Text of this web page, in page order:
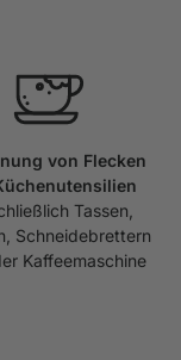
von Flecken
Tassen,
Schneidebrettern
Kaffeemaschine